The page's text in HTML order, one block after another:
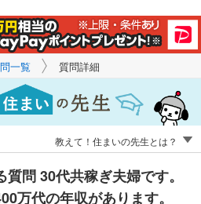
一覧 質問詳細
教えて！住まいの先生とは？
問 30代共稼ぎ夫婦です。
万代の年収があります。